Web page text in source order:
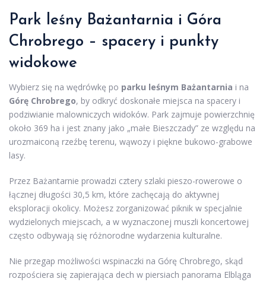
Park leśny Bażantarnia i Góra
Chrobrego – spacery i punkty
widokowe
Wybierz się na wędrówkę po parku leśnym Bażantarnia i na
Górę Chrobrego, by odkryć doskonałe miejsca na spacery i
podziwianie malowniczych widoków. Park zajmuje powierzchnię
około 369 ha i jest znany jako „małe Bieszczady” ze względu na
urozmaiconą rzeźbę terenu, wąwozy i piękne bukowo-grabowe
lasy.
Przez Bażantarnie prowadzi cztery szlaki pieszo-rowerowe o
łącznej długości 30,5 km, które zachęcają do aktywnej
eksploracji okolicy. Możesz zorganizować piknik w specjalnie
wydzielonych miejscach, a w wyznaczonej muszli koncertowej
często odbywają się różnorodne wydarzenia kulturalne.
Nie przegap możliwości wspinaczki na Górę Chrobrego, skąd
rozpościera się zapierająca dech w piersiach panorama Elbląga